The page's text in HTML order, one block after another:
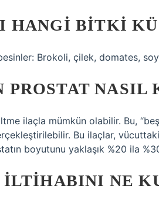
HANGI BITKI
Brokoli, çilek, domates,
PROSTAT NASIL
ilaçla mümkün olabilir. Bu,
Bu ilaçlar,
boyutunu yaklaşık %20 ila
ILTIHABINI NE